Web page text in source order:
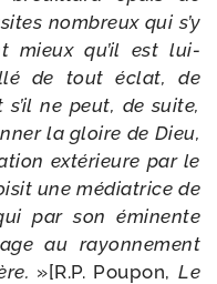
nom­breux qui s’y
mieux qu’il est lui-​
de tout éclat, de
ne peut, de suite,
la gloire de Dieu,
exté­rieure par le
une média­trice de
par son émi­nente
au rayon­ne­ment
»[R.P. Poupon,Le